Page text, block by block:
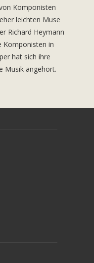
Komponisten
leichten Muse
Richard Heymann
Komponisten in
hat sich ihre
Musik angehört.